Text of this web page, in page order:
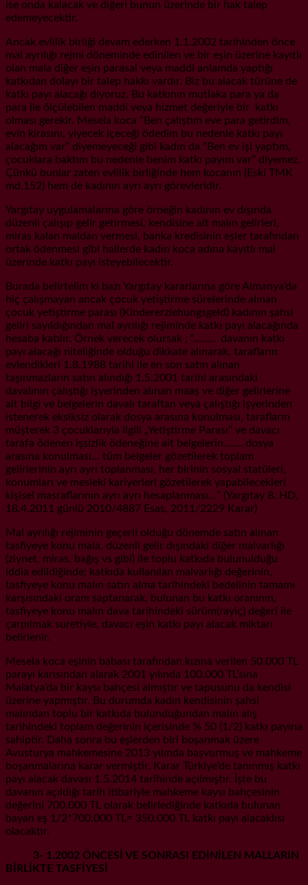
ise onda kalacak ve diğeri bunun üzerinde bir hak talep
edemeyecektir.
Ancak evlilik birliği devam ederken 1.1.2002 tarihinden önce
mal ayrılığı rejmi döneminde edinilen ve bir eşin üzerine kayıtlı
olan mala diğer eşin parasal veya maddi anlamda yaptığı
katkıdan dolayı bir talep hakkı vardır. Biz bu alacak türüne de
katkı payı alacağı diyoruz. Bu katkının mutlaka para ya da
para ile ölçülebilen maddi veya hizmet değeriyle bir katkı
olması gerekir. Mesela koca “Ben çalıştım eve para getirdim,
evin kirasını, yiyecek içeceği ödedim bu nedenle katkı payı
alacağım var” diyemeyeceği gibi kadın da “Ben ev işi yaptım,
çocuklara baktım bu nedenle benim katkı payım var” diyemez.
Çünkü bunlar zaten evlilik birliğinde hem kocanın (Eski TMK
md.152) hem de kadının ayrı ayrı görevleridir.
Yargıtay uygulamalarına göre örneğin kadının ev dışında
düzenli çalışıp gelir getirmesi, kendisine ait malın gelirleri,
miras kalan maldan vermesi, banka kredisinin eşler tarafından
ortak ödenmesi gibi hallerde kadın koca adına kayıtlı mal
üzerinde katkı payı isteyebilecektir.
Burada belirtelim ki bazı Yargıtay kararlarına göre Almanya’da
hiç çalışmayan ancak çocuk yetiştirme sürelerinde alınan
çocuk yetiştirme parası (Kindererziehungsgeld) kadının şahsi
geliri sayıldığından mal ayrılığı rejiminde katkı payı alacağında
hesaba katılır. Örnek verecek olursak ; “…….. davanın katkı
payı alacağı niteliğinde olduğu dikkate alınarak, tarafların
evlendikleri 1.8.1988 tarihi ile en son satın alınan
taşınmazların satın alındığı 1.5.2001 tarihi arasındaki
davalının çalıştığı işyerinden alınan maaş ve diğer gelirlerine
ait bilgi ve belgelerin davalı taraftan veya çalıştığı işyerinden
istenerek eksiksiz olarak dosya arasına konulması, tarafların
müşterek 3 çocuklarıyla ilgili „Yetiştirme Parası“ ve davacı
tarafa ödenen işsizlik ödeneğine ait belgelerin……. dosya
arasına konulması… tüm belgeler gözetilerek toplam
gelirlerinin ayrı ayrı toplanması, her birinin sosyal statüleri,
konumları ve mesleki kariyerleri gözetilerek yapabilecekleri
kişisel masraflarının ayrı ayrı hesaplanması…” (Yargıtay 8. HD,
18.4.2011 günlü 2010/4887 Esas, 2011/2229 Karar)
Mal ayrılığı rejiminin geçerli olduğu dönemde satın alınan
tasfiyeye konu mala, düzenli gelir dışındaki diğer malvarlığı
(ziynet, miras, bağış vs gibi) ile toplu katkıda bulunulduğu
iddia edildiğinde; katkıda kullanılan malvarlığı değerinin,
tasfiyeye konu malın satın alma tarihindeki bedelinin tamamı
karşısındaki oranı saptanarak, bulunan bu katkı oranının,
tasfiyeye konu malın dava tarihindeki sürüm(rayiç) değeri ile
çarpılmak suretiyle, davacı eşin katkı payı alacak miktarı
belirlenir.
Mesela koca eşinin babası tarafından kızına verilen 50.000 TL
parayı karısından alarak 2001 yılında 100.000 TL’sına
Malatya’da bir kaysı bahçesi almıştır ve tapusunu da kendisi
üzerine yapmıştır. Bu durumda kadın kendisinin şahsi
malından toplu bir katkıda bulunduğundan malın alış
tarihindeki toplam değerinin içerisinde % 50 (1/2) katkı payına
sahiptir. Daha sonra bu eşlerden biri boşanmak üzere
Avusturya mahkemesine 2013 yılında başvurmuş ve mahkeme
boşanmalarına karar vermiştir. Karar Türkiye’de tanınmış katkı
payı alacak davası 1.5.2014 tarihinde açılmıştır. İşte bu
davanın açıldığı tarih itibariyle mahkeme kaysı bahçesinin
değerini 700.000 TL olarak belirlediğinde katkıda bulunan
bayan eş 1/2*700.000 TL= 350.000 TL katkı payı alacaklısı
olacaktır.
3- 1.2002 ÖNCESİ VE SONRASI EDİNİLEN MALLARIN
BİRLİKTE TASFİYESİ